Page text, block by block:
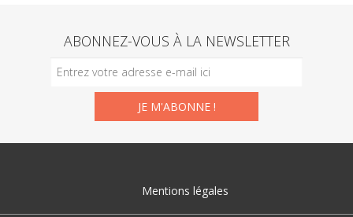
ABONNEZ-VOUS À LA NEWSLETTER
Mentions légales